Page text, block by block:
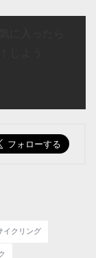
イクリング